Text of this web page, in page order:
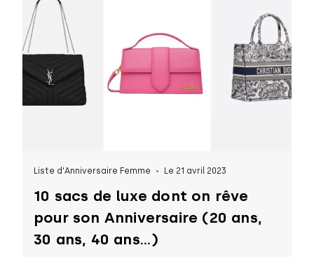
Liste d'Anniversaire Femme Le 21 avril 2023
10 sacs de luxe dont on rêve
pour son Anniversaire (20 ans,
30 ans, 40 ans...)